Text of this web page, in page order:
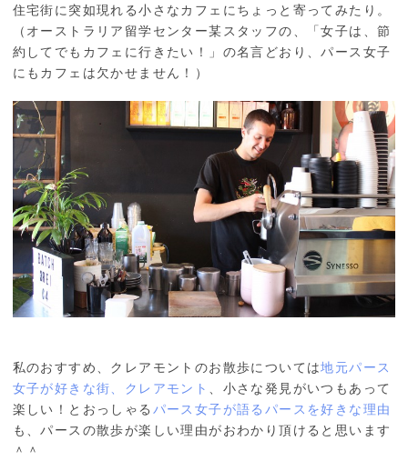
住宅街に突如現れる小さなカフェにちょっと寄ってみたり。
（オーストラリア留学センター某スタッフの、「女子は、節
約してでもカフェに行きたい！」の名言どおり、パース女子
にもカフェは欠かせません！）
私のおすすめ、クレアモントのお散歩については地元パース
女子が好きな街、クレアモント 、小さな発見がいつもあって
楽しい！とおっしゃる パース女子が語るパースを好きな理由
も、パースの散歩が楽しい理由がおわかり頂けると思います
＾＾